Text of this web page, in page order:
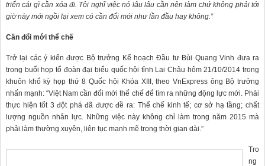
triển cái gì cần xóa đi. Tôi nghĩ việc nó lâu lâu cần nên làm chứ không phải tới
giờ này mới ngồi lại xem có cần đổi mới như lần đầu hay không.”
Cần đổi mới thể chế
Trở lại các ý kiến được Bộ trưởng Kế hoạch Đầu tư Bùi Quang Vinh đưa ra
trong buổi họp tổ đoàn đại biểu quốc hội tỉnh Lai Châu hôm 21/10/2014 trong
khuôn khổ kỳ họp thứ 8 Quốc hội Khóa XIII, theo VnExpress ông Bộ trưởng
nhấn mạnh: “Việt Nam cần đổi mới thể chế để tìm ra những động lực mới. Phải
thực hiện tốt 3 đột phá đã được đề ra: Thể chế kinh tế; cơ sở hạ tầng; chất
lượng nguồn nhân lực. Những việc này không chỉ làm trong năm 2015 mà
phải làm thường xuyên, liên tục mạnh mẽ trong thời gian dài.”
Tro
ng